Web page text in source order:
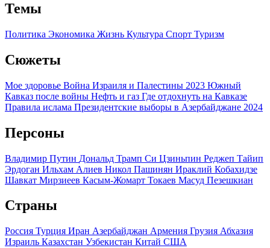
Темы
Политика Экономика Жизнь Культура Спорт Туризм
Сюжеты
Мое здоровье Война Израиля и Палестины 2023 Южный
Кавказ после войны Нефть и газ Где отдохнуть на Кавказе
Правила ислама Президентские выборы в Азербайджане 2024
Персоны
Владимир Путин Дональд Трамп Си Цзиньпин Реджеп Тайип
Эрдоган Ильхам Алиев Никол Пашинян Ираклий Кобахидзе
Шавкат Мирзиеев Касым-Жомарт Токаев Масуд Пезешкиан
Страны
Россия Турция Иран Азербайджан Армения Грузия Абхазия
Израиль Казахстан Узбекистан Китай США